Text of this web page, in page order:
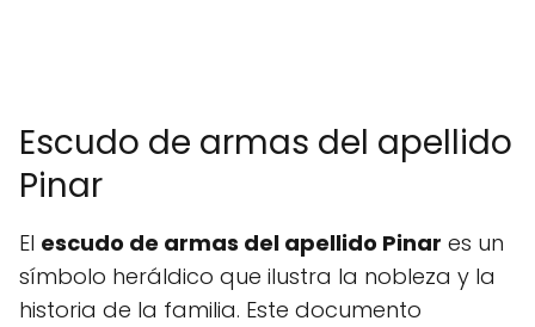
Escudo de armas del apellido
Pinar
El escudo de armas del apellido Pinar es un
símbolo heráldico que ilustra la nobleza y la
historia de la familia. Este documento